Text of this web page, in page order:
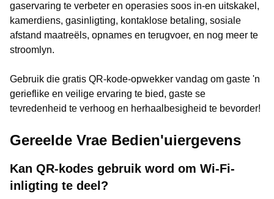
gaservaring te verbeter en operasies soos in-en uitskakel,
kamerdiens, gasinligting, kontaklose betaling, sosiale
afstand maatreëls, opnames en terugvoer, en nog meer te
stroomlyn.
Gebruik die gratis QR-kode-opwekker vandag om gaste 'n
gerieflike en veilige ervaring te bied, gaste se
tevredenheid te verhoog en herhaalbesigheid te bevorder!
Gereelde Vrae Bedien'uiergevens
Kan QR-kodes gebruik word om Wi-Fi-
inligting te deel?